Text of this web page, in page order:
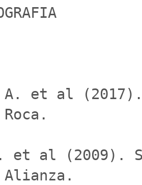
A. et al
et al (2009).